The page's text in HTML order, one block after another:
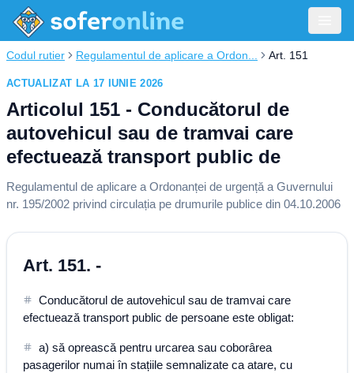
Codul rutier Regulamentul de aplicare a Ordon... Art. 151
ACTUALIZAT LA 17 IUNIE 2026
Articolul 151 - Conducătorul de
autovehicul sau de tramvai care
efectuează transport public de
Regulamentul de aplicare a Ordonanței de urgență a Guvernului
nr. 195/2002 privind circulația pe drumurile publice din 04.10.2006
Art. 151. -
Conducătorul de autovehicul sau de tramvai care
efectuează transport public de persoane este obligat:
a) să oprească pentru urcarea sau coborârea
pasagerilor numai în stațiile semnalizate ca atare, cu